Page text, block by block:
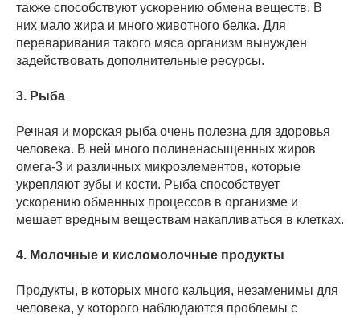
также способствуют ускорению обмена веществ. В
них мало жира и много животного белка. Для
переваривания такого мяса организм вынужден
задействовать дополнительные ресурсы.
3. Рыба
Речная и морская рыба очень полезна для здоровья
человека. В ней много полиненасыщенных жиров
омега-3 и различных микроэлементов, которые
укрепляют зубы и кости. Рыба способствует
ускорению обменных процессов в организме и
мешает вредным веществам накапливаться в клетках.
4. Молочные и кисломолочные продукты
Продукты, в которых много кальция, незаменимы для
человека, у которого наблюдаются проблемы с